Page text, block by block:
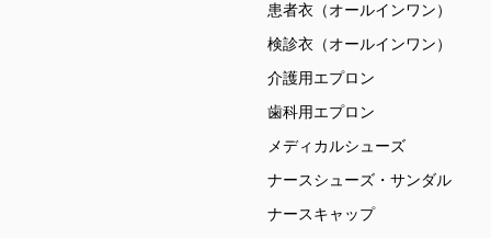
患者衣（オールインワン）
検診衣（オールインワン）
介護用エプロン
歯科用エプロン
メディカルシューズ
ナースシューズ・サンダル
ナースキャップ